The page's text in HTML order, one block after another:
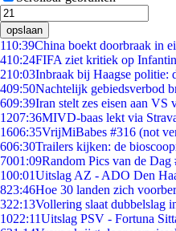
opslaan
110:39China boekt doorbraak in
410:24FIFA ziet kritiek op
210:03Inbraak bij Haagse politie:
409:50Nachtelijk gebiedsverbod
609:39Iran stelt zes eisen aan VS
1207:36MIVD-baas lekt via
1606:35VrijMiBabes #316 (not
606:30Trailers kijken: de
7001:09Random Pics van de Dag
100:01Uitslag AZ - ADO Den
823:46Hoe 30 landen zich
322:13Vollering slaat dubbelslag
1022:11Uitslag PSV - Fortuna